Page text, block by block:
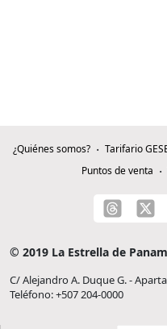
¿Quiénes somos? Tarifario
Puntos de venta
© 2019 La Estrella de
C/ Alejandro A. Duque G. -
Teléfono: +507 204-0000